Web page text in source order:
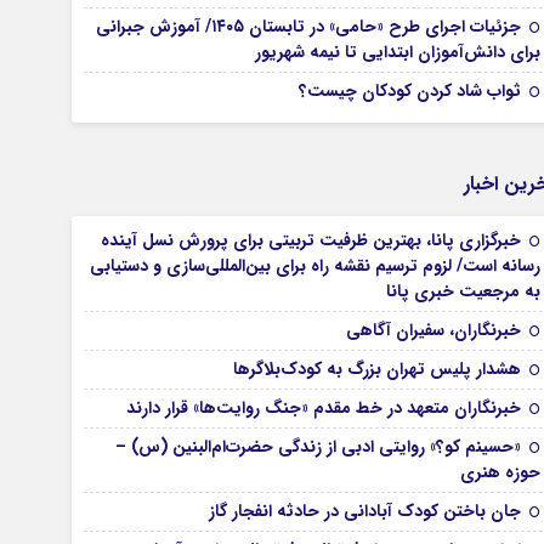
جزئیات اجرای طرح «حامی» در تابستان ۱۴۰۵/ آموزش جبرانی
برای دانش‌آموزان ابتدایی تا نیمه شهریور
ثواب شاد کردن کودکان چیست؟
اخبار
خبرگزاری پانا، بهترین ظرفیت تربیتی برای پرورش نسل آینده
رسانه است/ لزوم ترسیم نقشه راه برای بین‌المللی‌سازی و دستیابی
به مرجعیت خبری پانا
خبرنگاران، سفیران آگاهی
هشدار پلیس تهران بزرگ به کودک‌بلاگرها
خبرنگاران متعهد در خط مقدم «جنگ روایت‌ها» قرار دارند
«حسینم کو؟» روایتی ادبی از زندگی حضرت‌ام‌البنین (س) –
حوزه هنری
جان باختن کودک آبادانی در حادثه انفجار گاز